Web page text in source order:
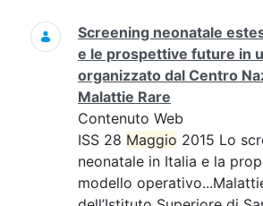
Screening neonatale
e le prospettive future in
organizzato dal Centro
Malattie Rare
Contenuto Web
ISS 28 Maggio 2015 Lo
neonatale in Italia e la
modello